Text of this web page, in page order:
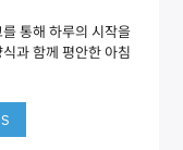
통해 하루의 시작을
과 함께 평안한 아침